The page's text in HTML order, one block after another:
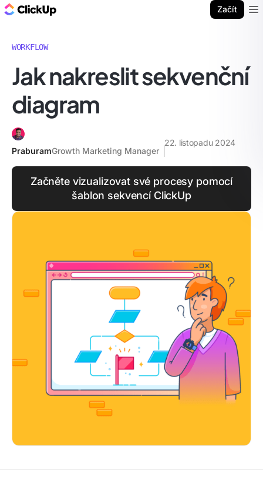
Začít
WORKFLOW
Jak nakreslit sekvenční
diagram
PraburamGrowth Marketing Manager
22. listopadu 2024
Začněte vizualizovat své procesy pomocí
šablon sekvencí ClickUp